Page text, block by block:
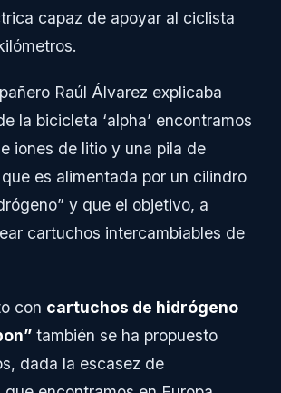
capaz de apoyar al ciclista
Raúl Álvarez explicaba
la bicicleta ‘alpha’ encontramos
iones de litio y una pila de
es alimentada por un cilindro
y que el objetivo, a
cartuchos intercambiables de
con cartuchos de hidrógeno
también se ha propuesto
dada la escasez de